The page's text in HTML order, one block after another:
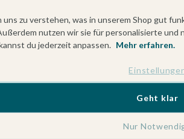
Taufe
Taufe
Konfirmation
Ihres Kindes
uns zu verstehen, was in unserem Shop gut
nutzen wir sie für personalisierte
du jederzeit anpassen.
Mehr erfahren.
Nur
Geht klar